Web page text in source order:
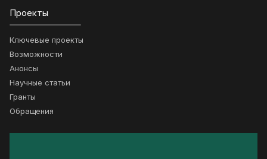
Проекты
Ключевые проекты
Возможности
Анонсы
Научные статьи
Гранты
Обращения